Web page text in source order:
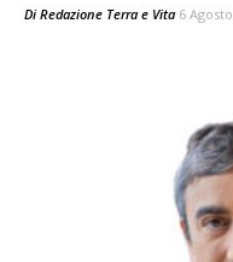
Di Redazione Terra e Vita 6